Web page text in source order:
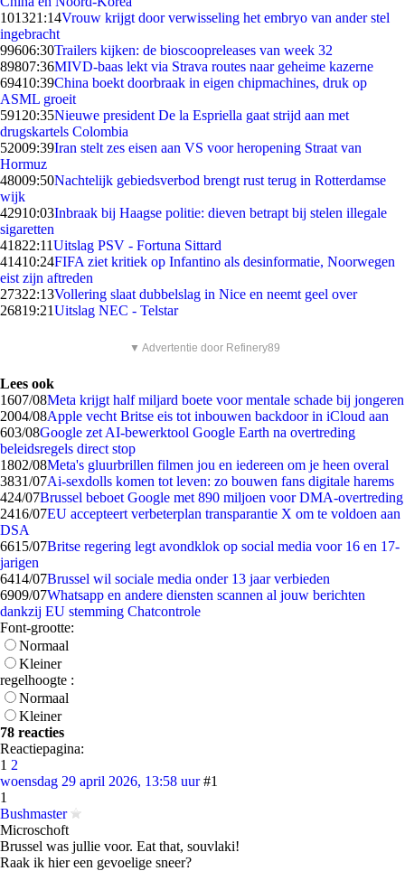
101321:14Vrouw krijgt door verwisseling het embryo van ander stel
ingebracht
99606:30Trailers kijken: de bioscoopreleases van week 32
89807:36MIVD-baas lekt via Strava routes naar geheime kazerne
69410:39China boekt doorbraak in eigen chipmachines, druk op
ASML groeit
591 20:35Nieuwe president De la Espriella gaat strijd aan met
drugskartels Colombia
52009:39Iran stelt zes eisen aan VS voor heropening Straat van
Hormuz
48009:50Nachtelijk gebiedsverbod brengt rust terug in Rotterdamse
wijk
42910:03Inbraak bij Haagse politie: dieven betrapt bij stelen illegale
sigaretten
41822:11Uitslag PSV - Fortuna Sittard
41410:24FIFA ziet kritiek op Infantino als desinformatie, Noorwegen
eist zijn aftreden
27322:13Vollering slaat dubbelslag in Nice en neemt geel over
26819:21Uitslag NEC - Telstar
▼ Advertentie door Refinery89
Lees ook
1607/08Meta krijgt half miljard boete voor mentale schade bij jongeren
2004/08Apple vecht Britse eis tot inbouwen backdoor in iCloud aan
603/08Google zet AI-bewerktool Google Earth na overtreding
beleidsregels direct stop
1802/08Meta's gluurbrillen filmen jou en iedereen om je heen overal
3831/07Ai-sexdolls komen tot leven: zo bouwen fans digitale harems
424/07Brussel beboet Google met 890 miljoen voor DMA-overtreding
2416/07EU accepteert verbeterplan transparantie X om te voldoen aan
DSA
6615/07Britse regering legt avondklok op social media voor 16 en 17-
jarigen
6414/07Brussel wil sociale media onder 13 jaar verbieden
6909/07Whatsapp en andere diensten scannen al jouw berichten
dankzij EU stemming Chatcontrole
Font-grootte:
Normaal
Kleiner
regelhoogte :
Normaal
Kleiner
78 reacties
Reactiepagina:
1 2
woensdag 29 april 2026, 13:58 uur #1
1
Bushmaster
Microschoft
Brussel was jullie voor. Eat that, souvlaki!
Raak ik hier een gevoelige sneer?